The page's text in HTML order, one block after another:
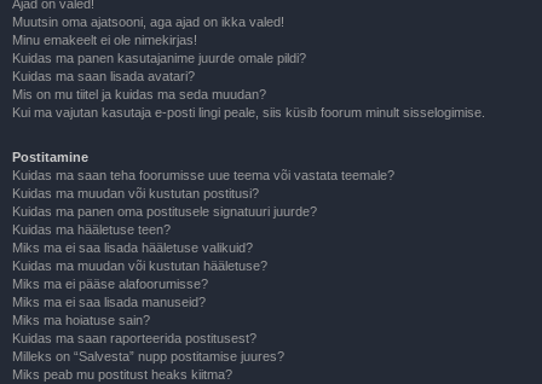
Ajad on valed!
Muutsin oma ajatsooni, aga ajad on ikka valed!
Minu emakeelt ei ole nimekirjas!
Kuidas ma panen kasutajanime juurde omale pildi?
Kuidas ma saan lisada avatari?
Mis on mu tiitel ja kuidas ma seda muudan?
Kui ma vajutan kasutaja e-posti lingi peale, siis küsib foorum minult sisselogimise.
Postitamine
Kuidas ma saan teha foorumisse uue teema või vastata teemale?
Kuidas ma muudan või kustutan postitusi?
Kuidas ma panen oma postitusele signatuuri juurde?
Kuidas ma hääletuse teen?
Miks ma ei saa lisada hääletuse valikuid?
Kuidas ma muudan või kustutan hääletuse?
Miks ma ei pääse alafoorumisse?
Miks ma ei saa lisada manuseid?
Miks ma hoiatuse sain?
Kuidas ma saan raporteerida postitusest?
Milleks on “Salvesta” nupp postitamise juures?
Miks peab mu postitust heaks kiitma?